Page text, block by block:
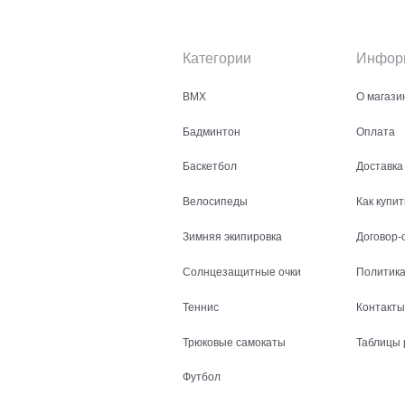
Категории
BMX
Бадминтон
Баскетбол
Велосипеды
Зимняя экипировка
Солнцезащитные очки
Теннис
Трюковые самокаты
Футбол
О
Оплата
Доставка
Как
Контакты
Таблицы